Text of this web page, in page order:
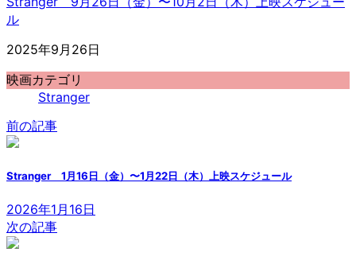
ル
2025年9月26日
映画カテゴリ
Stranger
前の記事
Stranger 1月16日（金）〜1月22日（木）上映スケジュール
2026年1月16日
次の記事